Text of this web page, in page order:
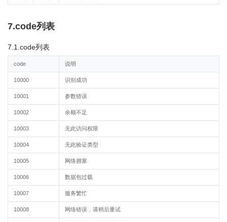
7.code列表
7.1.code列表
code 说明
10000 识别成功
10001 参数错误
10002 余额不足
10003 无此访问权限
10004 无此验证类型
10005 网络拥塞
10006 数据包过载
10007 服务繁忙
10008 网络错误，请稍后重试